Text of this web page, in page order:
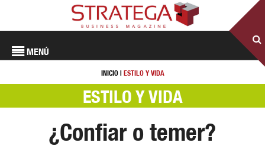
MENÚ
INICIO| ESTILO Y VIDA
ESTILO Y VIDA
¿Confiar o temer?